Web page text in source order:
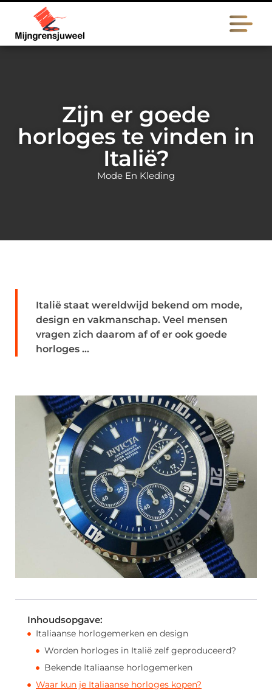
Zijn er goede
horloges te vinden in
Italië?
Mode En Kleding
Italië staat wereldwijd bekend om mode,
design en vakmanschap. Veel mensen
vragen zich daarom af of er ook goede
horloges ...
Inhoudsopgave:
Italiaanse horlogemerken en design
Worden horloges in Italië zelf geproduceerd?
Bekende Italiaanse horlogemerken
Waar kun je Italiaanse horloges kopen?